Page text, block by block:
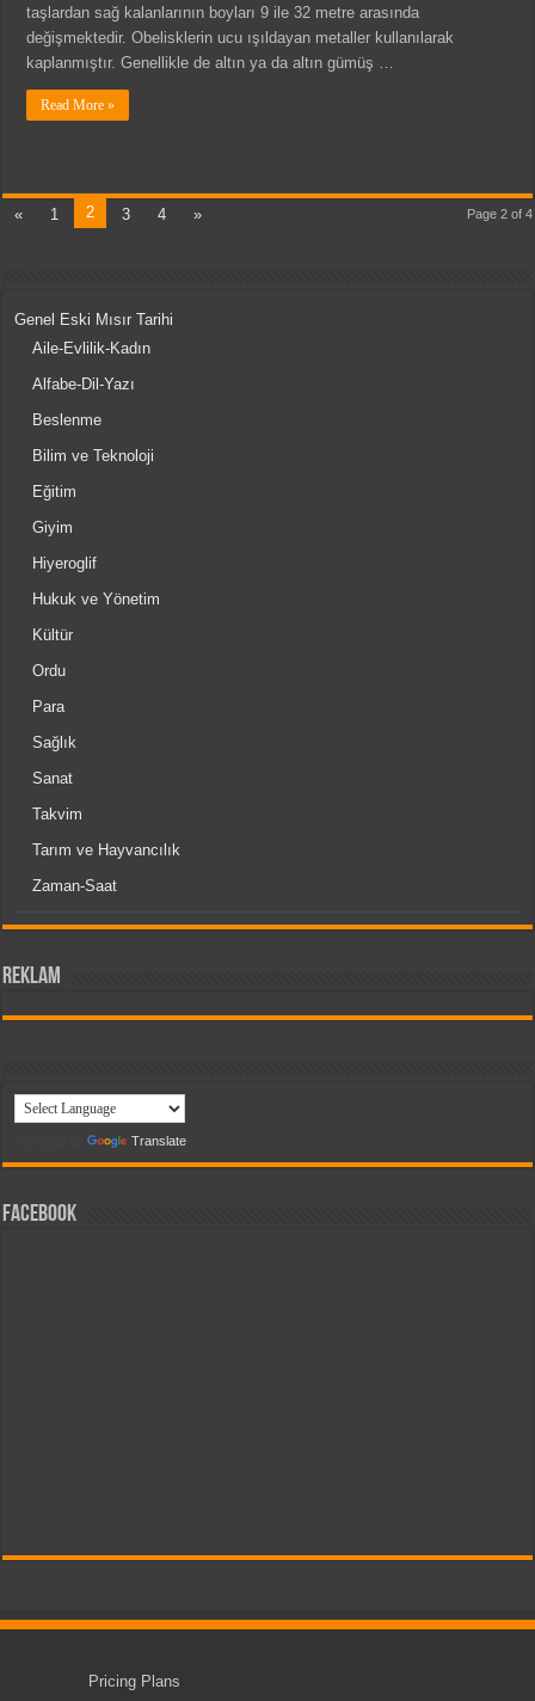
taşlardan sağ kalanlarının boyları 9 ile 32 metre arasında
değişmektedir. Obelisklerin ucu ışıldayan metaller kullanılarak
kaplanmıştır. Genellikle de altın ya da altın gümüş …
Read More »
Page 2 of 4
« 1 2 3 4 »
Genel Eski Mısır Tarihi
Aile-Evlilik-Kadın
Alfabe-Dil-Yazı
Beslenme
Bilim ve Teknoloji
Eğitim
Giyim
Hiyeroglif
Hukuk ve Yönetim
Kültür
Ordu
Para
Sağlık
Sanat
Takvim
Tarım ve Hayvancılık
Zaman-Saat
reklam
Powered by Translate
Facebook
Pricing Plans